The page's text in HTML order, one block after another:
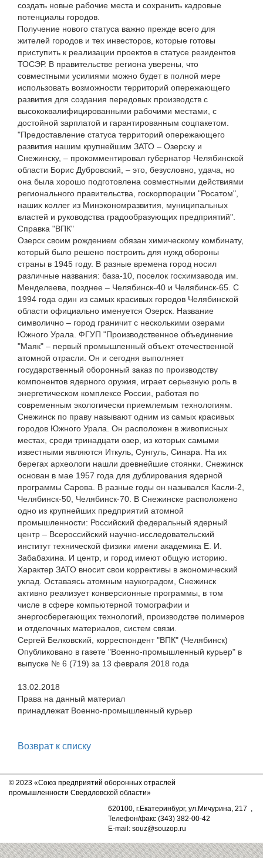
создать новые рабочие места и сохранить кадровые
потенциалы городов.
Получение нового статуса важно прежде всего для
жителей городов и тех инвесторов, которые готовы
приступить к реализации проектов в статусе резидентов
ТОСЭР. В правительстве региона уверены, что
совместными усилиями можно будет в полной мере
использовать возможности территорий опережающего
развития для создания передовых производств с
высококвалифицированными рабочими местами, с
достойной зарплатой и гарантированным соцпакетом.
"Предоставление статуса территорий опережающего
развития нашим крупнейшим ЗАТО – Озерску и
Снежинску, – прокомментировал губернатор Челябинской
области Борис Дубровский, – это, безусловно, удача, но
она была хорошо подготовлена совместными действиями
регионального правительства, госкорпорации "Росатом",
наших коллег из Минэкономразвития, муниципальных
властей и руководства градообразующих предприятий".
Справка "ВПК"
Озерск своим рождением обязан химическому комбинату,
который было решено построить для нужд обороны
страны в 1945 году. В разные времена город носил
различные названия: база-10, поселок госхимзавода им.
Менделеева, позднее – Челябинск-40 и Челябинск-65. С
1994 года один из самых красивых городов Челябинской
области официально именуется Озерск. Название
символично – город граничит с несколькими озерами
Южного Урала. ФГУП "Производственное объединение
"Маяк" – первый промышленный объект отечественной
атомной отрасли. Он и сегодня выполняет
государственный оборонный заказ по производству
компонентов ядерного оружия, играет серьезную роль в
энергетическом комплексе России, работая по
современным экологически приемлемым технологиям.
Снежинск по праву называют одним из самых красивых
городов Южного Урала. Он расположен в живописных
местах, среди тринадцати озер, из которых самыми
известными являются Иткуль, Сунгуль, Синара. На их
берегах археологи нашли древнейшие стоянки. Снежинск
основан в мае 1957 года для дублирования ядерной
программы Сарова. В разные годы он назывался Касли-2,
Челябинск-50, Челябинск-70. В Снежинске расположено
одно из крупнейших предприятий атомной
промышленности: Российский федеральный ядерный
центр – Всероссийский научно-исследовательский
институт технической физики имени академика Е. И.
Забабахина. И центр, и город имеют общую историю.
Характер ЗАТО вносит свои коррективы в экономический
уклад. Оставаясь атомным наукоградом, Снежинск
активно реализует конверсионные программы, в том
числе в сфере компьютерной томографии и
энергосберегающих технологий, производстве полимеров
и отделочных материалов, систем связи.
Сергей Белковский, корреспондент "ВПК" (Челябинск)
Опубликовано в газете "Военно-промышленный курьер" в
выпуске № 6 (719) за 13 февраля 2018 года
13.02.2018
Права на данный материал
принадлежат Военно-промышленный курьер
Возврат к списку
© 2023 «Союз предприятий оборонных отраслей
промышленности Свердловской области»
620100, г.Екатеринбург, ул.Мичурина, 217 ,
Телефон/факс (343) 382-00-42
E-mail: souz@souzop.ru